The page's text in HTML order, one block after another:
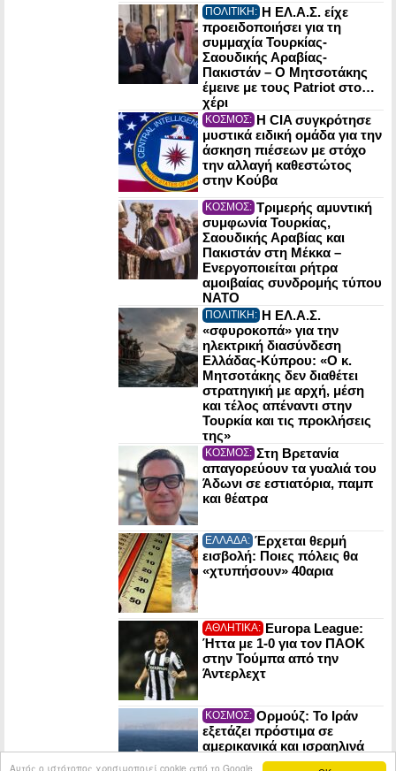
Αυτός ο ιστότοπος χρησιμοποιεί cookie από το Google
ΠΟΛΙΤΙΚΗ: Η ΕΛ.Α.Σ. είχε
προειδοποιήσει για τη
συμμαχία Τουρκίας-
Σαουδικής Αραβίας-
Πακιστάν – Ο Μητσοτάκης
έμεινε με τους Patriot στο…
χέρι
ΚΟΣΜΟΣ: Η CIA συγκρότησε
μυστικά ειδική ομάδα για την
άσκηση πιέσεων με στόχο
την αλλαγή καθεστώτος
στην Κούβα
ΚΟΣΜΟΣ: Τριμερής αμυντική
συμφωνία Τουρκίας,
Σαουδικής Αραβίας και
Πακιστάν στη Μέκκα –
Ενεργοποιείται ρήτρα
αμοιβαίας συνδρομής τύπου
NATO
ΠΟΛΙΤΙΚΗ: Η ΕΛ.Α.Σ.
«σφυροκοπά» για την
ηλεκτρική διασύνδεση
Ελλάδας-Κύπρου: «Ο κ.
Μητσοτάκης δεν διαθέτει
στρατηγική με αρχή, μέση
και τέλος απέναντι στην
Τουρκία και τις προκλήσεις
της»
ΚΟΣΜΟΣ: Στη Βρετανία
απαγορεύουν τα γυαλιά του
Άδωνι σε εστιατόρια, παμπ
και θέατρα
ΕΛΛΑΔΑ: Έρχεται θερμή
εισβολή: Ποιες πόλεις θα
«χτυπήσουν» 40αρια
ΑΘΛΗΤΙΚΑ: Europa League:
Ήττα με 1-0 για τον ΠΑΟΚ
στην Τούμπα από την
Άντερλεχτ
ΚΟΣΜΟΣ: Ορμούζ: Το Ιράν
εξετάζει πρόστιμα σε
αμερικανικά και ισραηλινά
πλοία που θα το διασχίζουν